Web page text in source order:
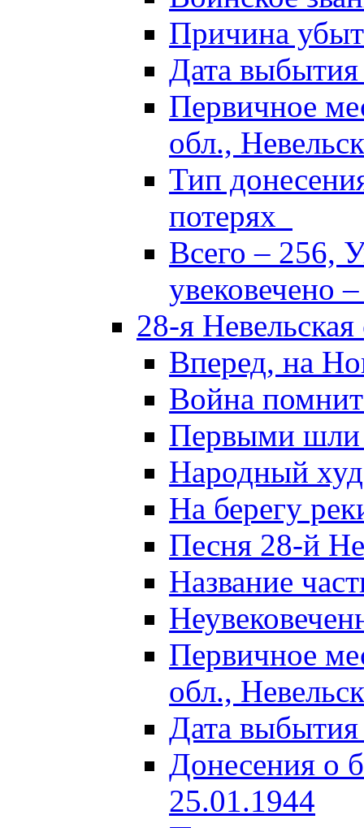
Причина
Дата
Первичное
обл.,
Тип
потерях
Всего – 256,
увековечено
28-я Невельская
Вперед, на
Война
Первыми шли
Народный
На берегу
Песня 28-й
Название
Первичное
обл.,
Дата
Донесения о
25.01.1944